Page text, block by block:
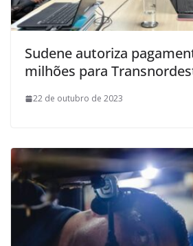
Sudene autoriza
milhões para
22 de outubro de 2023